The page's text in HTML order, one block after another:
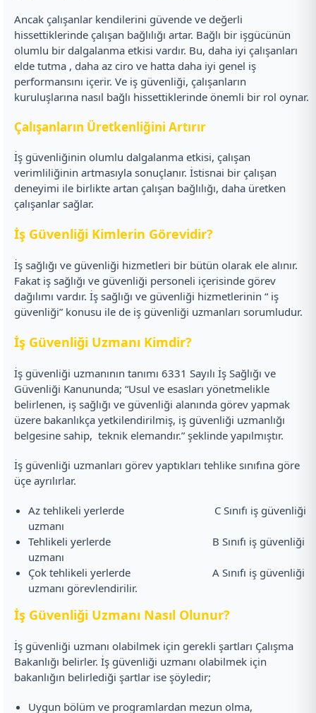
Ancak çalışanlar kendilerini güvende ve değerli
hissettiklerinde çalışan bağlılığı artar. Bağlı bir işgücünün
olumlu bir dalgalanma etkisi vardır. Bu, daha iyi çalışanları
elde tutma , daha az ciro ve hatta daha iyi genel iş
performansını içerir. Ve iş güvenliği, çalışanların
kuruluşlarına nasıl bağlı hissettiklerinde önemli bir rol oynar.
Çalışanların Üretkenliğini Artırır
İş güvenliğinin olumlu dalgalanma etkisi, çalışan
verimliliğinin artmasıyla sonuçlanır. İstisnai bir çalışan
deneyimi ile birlikte artan çalışan bağlılığı, daha üretken
çalışanlar sağlar.
İş Güvenliği Kimlerin Görevidir?
İş sağlığı ve güvenliği hizmetleri bir bütün olarak ele alınır.
Fakat iş sağlığı ve güvenliği personeli içerisinde görev
dağılımı vardır. İş sağlığı ve güvenliği hizmetlerinin “ iş
güvenliği” konusu ile de iş güvenliği uzmanları sorumludur.
İş Güvenliği Uzmanı Kimdir?
İş güvenliği uzmanının tanımı 6331 Sayılı İş Sağlığı ve
Güvenliği Kanununda; “Usul ve esasları yönetmelikle
belirlenen, iş sağlığı ve güvenliği alanında görev yapmak
üzere bakanlıkça yetkilendirilmiş, iş güvenliği uzmanlığı
belgesine sahip, teknik elemandır.” şeklinde yapılmıştır.
İş güvenliği uzmanları görev yaptıkları tehlike sınıfına göre
üçe ayrılırlar.
Az tehlikeli yerlerde C Sınıfı iş güvenliği
uzmanı
Tehlikeli yerlerde B Sınıfı iş güvenliği
uzmanı
Çok tehlikeli yerlerde A Sınıfı iş güvenliği
uzmanı görevlendirilir.
İş Güvenliği Uzmanı Nasıl Olunur?
İş güvenliği uzmanı olabilmek için gerekli şartları Çalışma
Bakanlığı belirler. İş güvenliği uzmanı olabilmek için
bakanlığın belirlediği şartlar ise şöyledir;
Uygun bölüm ve programlardan mezun olma,